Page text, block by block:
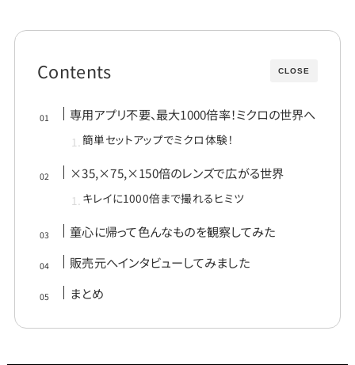
CLOSE
Contents
専用アプリ不要、最大1000倍率！ミクロの世界へ
簡単セットアップでミクロ体験！
×35,×75,×150倍のレンズで広がる世界
キレイに1000倍まで撮れるヒミツ
童心に帰って色んなものを観察してみた
販売元へインタビューしてみました
まとめ